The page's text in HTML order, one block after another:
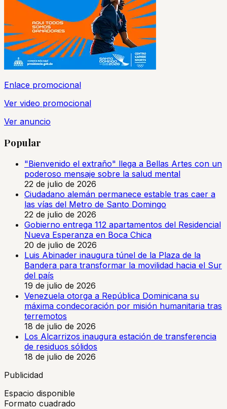
Enlace promocional
Ver video promocional
Ver anuncio
Popular
"Bienvenido el extraño" llega a Bellas Artes con un
poderoso mensaje sobre la salud mental
22 de julio de 2026
Ciudadano alemán permanece estable tras caer a
las vías del Metro de Santo Domingo
22 de julio de 2026
Gobierno entrega 112 apartamentos del Residencial
Nueva Esperanza en Boca Chica
20 de julio de 2026
Luis Abinader inaugura túnel de la Plaza de la
Bandera para transformar la movilidad hacia el Sur
del país
19 de julio de 2026
Venezuela otorga a República Dominicana su
máxima condecoración por misión humanitaria tras
terremotos
18 de julio de 2026
Los Alcarrizos inaugura estación de transferencia
de residuos sólidos
18 de julio de 2026
Publicidad
Espacio disponible
Formato cuadrado